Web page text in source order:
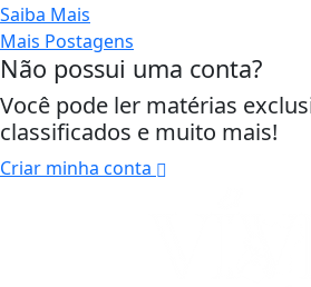
Saiba Mais
Mais Postagens
Não possui uma conta?
Você pode ler matérias
classificados e muito mais!
Criar minha conta